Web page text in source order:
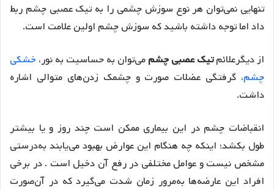
تنهایی نمی‌توان هر نوع سوزش چشمی را به تیک عصبی چشم ربط
داد اما توجه داشته باشید که سوزش چشم اولین علامت است.
از دیگرعلائمتیک عصبی چشممی‌توان به حساسیت به نور، خشکی
چشم، گرفتگی عضلات صورت و چشمک زدن‌های متوالی اشاره
داشت.
انقباضات چشم در این بیماری ممکن است چند روز و یا بیشتر
طول بکشد؛ اینکه چه هنگام این عوارض بهبود می‌یابند به‌درستی
مشخص نیست و عوامل مختلفی در رفع آن دخیل است . در برخی
افراد این عارضه‌ها به‌مرور زمان شدت می‌گیرد که در آن‌صورت